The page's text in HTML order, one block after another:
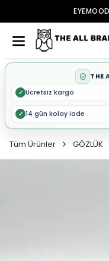
THE
✓ Ücretsiz kargo
✓ 14 gün kolay iade
Tüm Ürünler GÖZLÜK